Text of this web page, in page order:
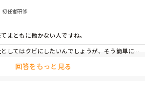
初任者研修
まともに働かない人ですね。
してはクビにしたいんでしょうが、そう簡単に
仕事に来ても負担が増すだけ。
回答をもっと見る